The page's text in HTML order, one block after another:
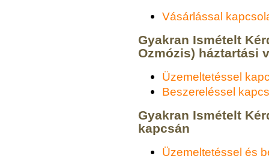
Vásárlással
Gyakran Ismételt
Ozmózis) háztartási
Üzemeltetéssel
Beszereléssel
Gyakran Ismételt
kapcsán
Üzemeltetéssel és